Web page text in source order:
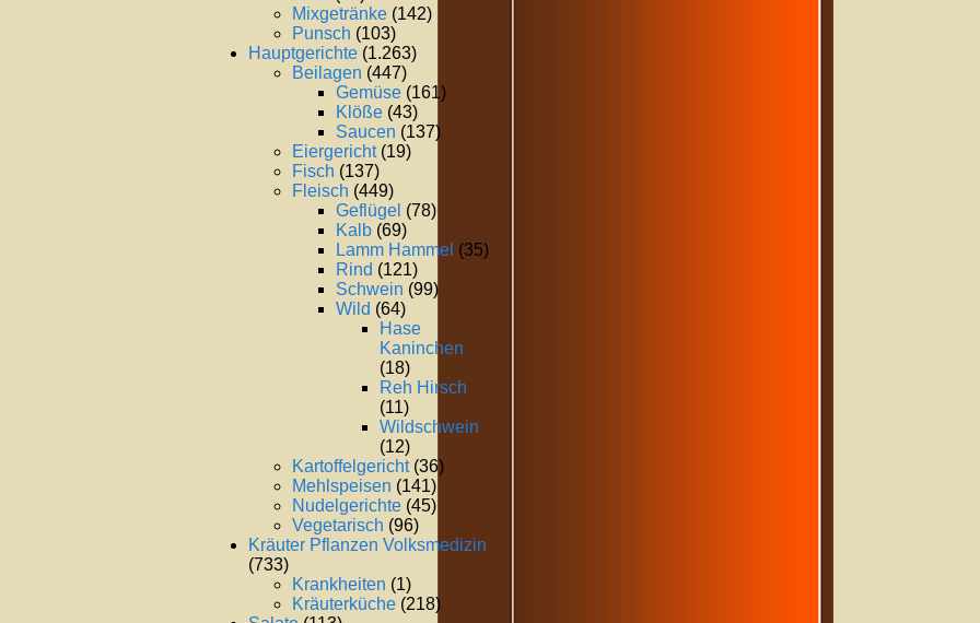
Mixgetränke (142)
Punsch (103)
Hauptgerichte (1.263)
Beilagen (447)
Gemüse (161)
Klöße (43)
Saucen (137)
Eiergericht(19)
Fisch (137)
Fleisch (449)
Geflügel (78)
Kalb (69)
Lamm Hammel (35)
Rind (121)
Schwein (99)
Wild (64)
Hase
Kaninchen
(18)
Reh Hirsch
(11)
Wildschwein
(12)
Kartoffelgericht(36)
Mehlspeisen (141)
Nudelgerichte (45)
Vegetarisch (96)
Kräuter Pflanzen Volksmedizin
(733)
Krankheiten (1)
Kräuterküche (218)